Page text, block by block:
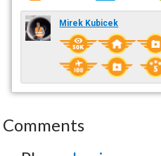
Mirek Kubicek
Comments